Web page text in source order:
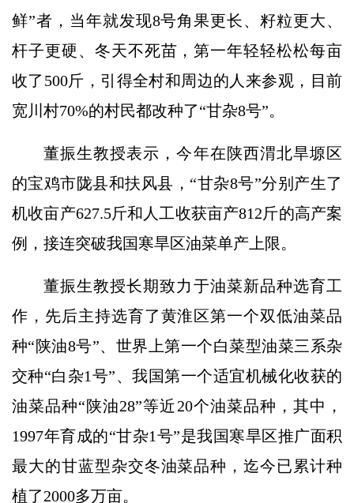
鲜”者，当年就发现8号角果更长、籽粒更大、
杆子更硬、冬天不死苗，第一年轻轻松松每亩
收了500斤，引得全村和周边的人来参观，目前
宽川村70%的村民都改种了“甘杂8号”。
董振生教授表示，今年在陕西渭北旱塬区
的宝鸡市陇县和扶风县，“甘杂8号”分别产生了
机收亩产627.5斤和人工收获亩产812斤的高产案
例，接连突破我国寒旱区油菜单产上限。
董振生教授长期致力于油菜新品种选育工
作，先后主持选育了黄淮区第一个双低油菜品
种“陕油8号”、世界上第一个白菜型油菜三系杂
交种“白杂1号”、我国第一个适宜机械化收获的
油菜品种“陕油28”等近20个油菜品种，其中，
1997年育成的“甘杂1号”是我国寒旱区推广面积
最大的甘蓝型杂交冬油菜品种，迄今已累计种
植了2000多万亩。